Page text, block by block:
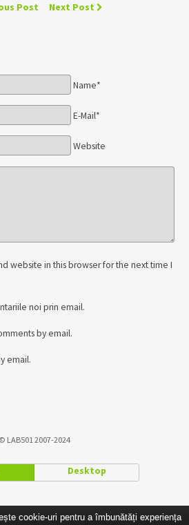
Post Next Post
Name*
E-Mail*
Website
website in this browser for the next time I
noi prin email.
by email.
email.
© LAB501 2007-2024
Desktop
cookie-uri pentru a îmbunătăți experiența